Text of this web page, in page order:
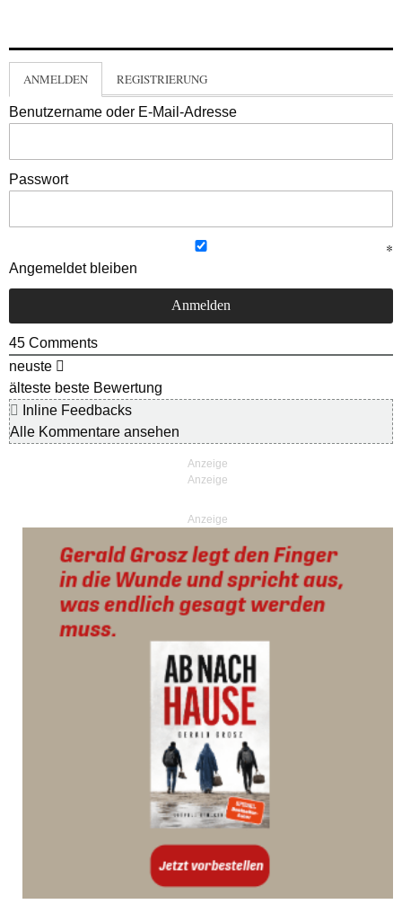
ANMELDEN REGISTRIERUNG
Benutzername oder E-Mail-Adresse
Passwort
Angemeldet bleiben
45 Comments
neuste
älteste beste Bewertung
Inline Feedbacks
Alle Kommentare ansehen
Anzeige